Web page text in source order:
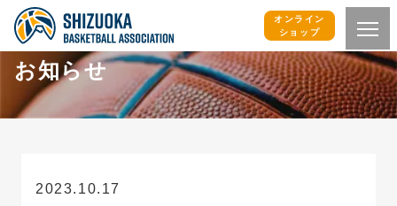
オンライン
ショップ
お知らせ
2023.10.17